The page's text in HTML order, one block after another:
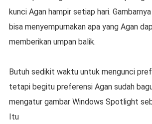
kunci Agan hampir setiap hari.
bisa menyempurnakan apa yang Agan
memberikan umpan balik.
Butuh sedikit waktu untuk mengunci
tetapi begitu preferensi Agan sudah
mengatur gambar Windows Spotlight
Itu